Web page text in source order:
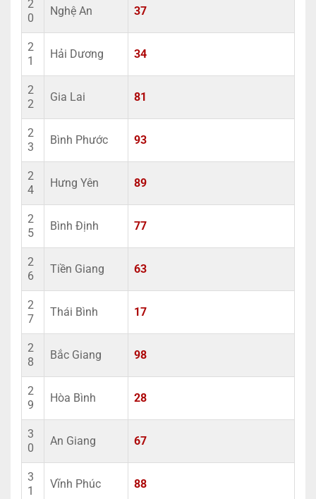
2
0
Nghệ An 37
2
1
Hải Dương 34
2
2
Gia Lai 81
2
3
Bình Phước 93
2
4
Hưng Yên 89
2
5
Bình Định 77
2
6
Tiền Giang 63
2
7
Thái Bình 17
2
8
Bắc Giang 98
2
9
Hòa Bình 28
3
0
An Giang 67
3
1
Vĩnh Phúc 88